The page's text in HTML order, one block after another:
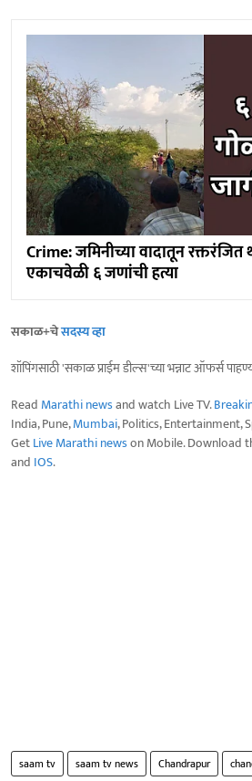
Crime: जमिनीच्या वादातून रक्तरंजित
एकाचवेळी ६ जणांची हत्या
सकाळ+चेसदस्य व्हा
शॉपिंगसाठी 'सकाळ प्राईम डील्स'च्या भन्नाट ऑफर्स
Read Marathi newsand watch Live TV.
India, Pune,Mumbai, Politics, Entertainment,
GetLive Marathi newson Mobile. Download
and IOS.
saam tv saam tv news Chandrapur